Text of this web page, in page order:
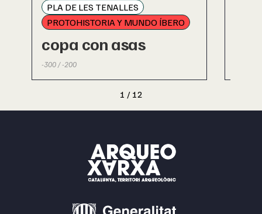
PLA DE LES TENALLES
PROTOHISTORIA Y MUNDO ÍBERO
copa con asas
-300 / -200
1 / 12